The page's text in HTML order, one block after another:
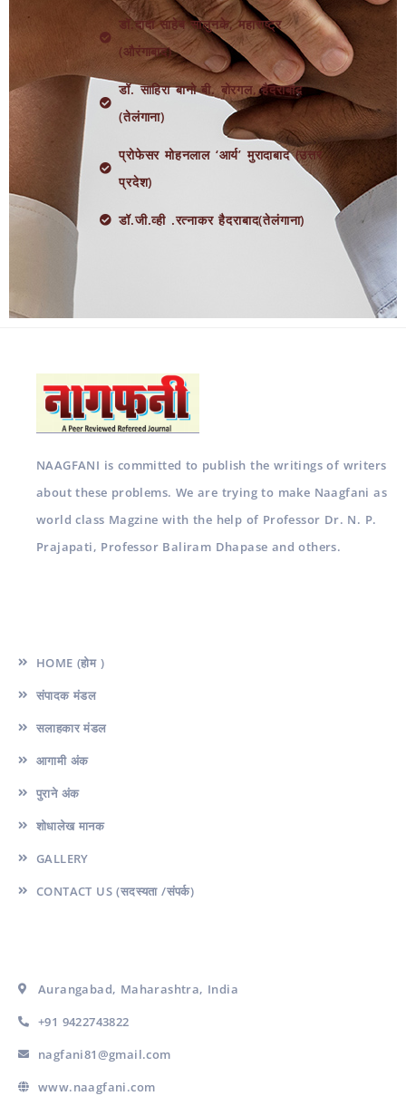
डॉ.दादा साहेब सालुनके, महाराष्ट्र
(औरंगाबाद)
डॉ. साहिरा बानो बी. बोरगल, हैदराबाद
(तेलंगाना)
प्रोफेसर मोहनलाल ‘आर्य’ मुरादाबाद (उत्तर
प्रदेश)
डॉ.जी.व्ही .रत्नाकर हैदराबाद(तेलंगाना)
NAAGFANI is committed to publish the writings of writers
about these problems. We are trying to make Naagfani as
world class Magzine with the help of Professor Dr. N. P.
Prajapati, Professor Baliram Dhapase and others.
HOME (होम )
संपादक मंडल
सलाहकार मंडल
आगामी अंक
पुराने अंक
शोधालेख मानक
GALLERY
CONTACT US (सदस्यता /संपर्क)
Aurangabad, Maharashtra, India
+91 9422743822
nagfani81@gmail.com
www.naagfani.com